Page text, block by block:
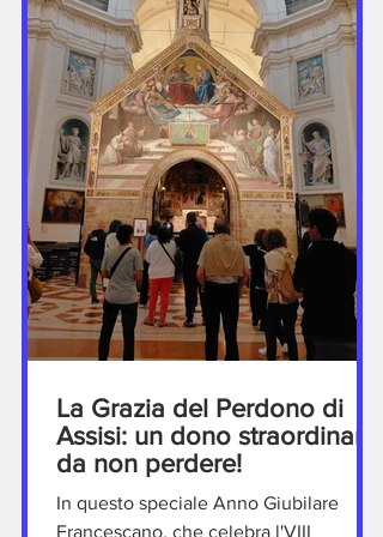
parole hanno saputo unire il ricordo
storic
La Grazia del Perdono di
Assisi: un dono straordinario
da non perdere!
In questo speciale Anno Giubilare
Francescano, che celebra l'VIII